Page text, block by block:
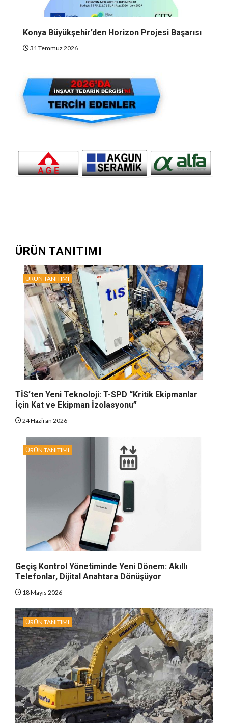
Konya Büyükşehir’den Horizon Projesi Başarısı
31 Temmuz 2026
ÜRÜN TANITIMI
ÜRÜN TANITIMI
TİS’ten Yeni Teknoloji: T-SPD “Kritik Ekipmanlar
İçin Kat ve Ekipman İzolasyonu”
24 Haziran 2026
ÜRÜN TANITIMI
Geçiş Kontrol Yönetiminde Yeni Dönem: Akıllı
Telefonlar, Dijital Anahtara Dönüşüyor
18 Mayıs 2026
ÜRÜN TANITIMI